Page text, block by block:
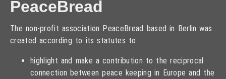
PeaceBread
The non-profit association PeaceBread based in Berlin was
created according to its statutes to
highlight and make a contribution to the reciprocal
connection between peace keeping in Europe and the